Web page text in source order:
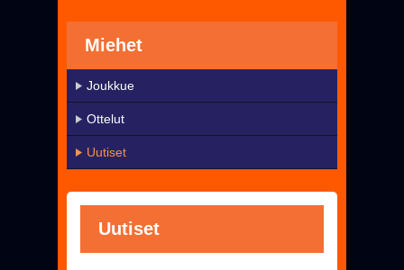
KaMa-VIP
Yhteystiedot
Harrastetoiminta ▼
Seura ▼
Miehet
Joukkue
Ottelut
Uutiset
Uutiset